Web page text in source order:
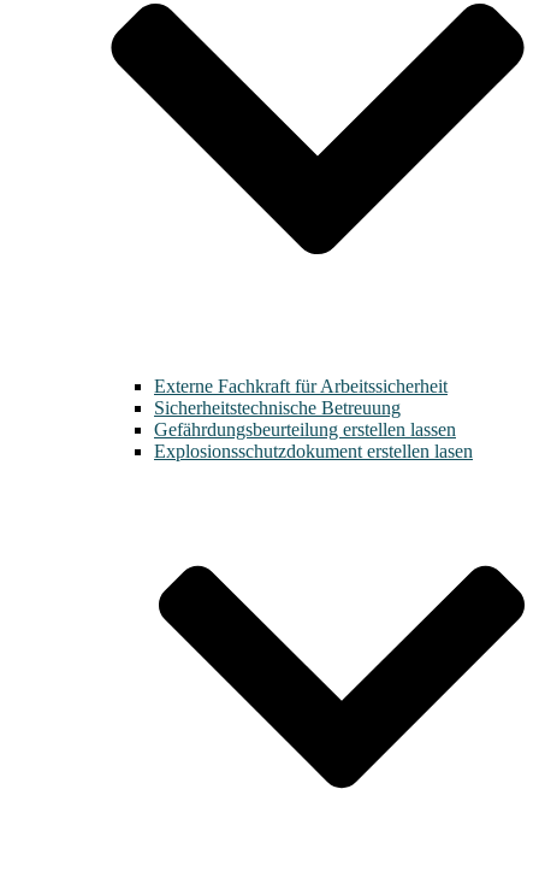
Externe Fachkraft für Arbeitssicherheit
Sicherheitstechnische Betreuung
Gefährdungsbeurteilung erstellen lassen
Explosionsschutzdokument erstellen lasen